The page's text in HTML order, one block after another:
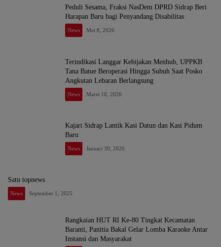
Peduli Sesama, Fraksi NasDem DPRD Sidrap Beri
Harapan Baru bagi Penyandang Disabilitas
News Mei 8, 2026
Terindikasi Langgar Kebijakan Menhub, UPPKB
Tana Batue Beroperasi Hingga Subuh Saat Posko
Angkutan Lebaran Berlangsung
News Maret 18, 2026
Kajari Sidrap Lantik Kasi Datun dan Kasi Pidum
Baru
News Januari 30, 2026
Satu topnews
News September 1, 2025
Rangkaian HUT RI Ke-80 Tingkat Kecamatan
Baranti, Panitia Bakal Gelar Lomba Karaoke Antar
Instansi dan Masyarakat